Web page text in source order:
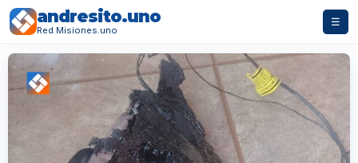
andresito.uno
Red Misiones.uno
☰